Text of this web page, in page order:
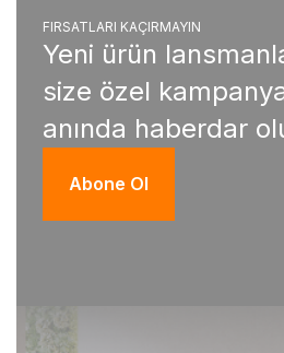
FIRSATLARI KAÇIRMAYIN
Yeni ürün
size özel
anında haberdar
Abone Ol